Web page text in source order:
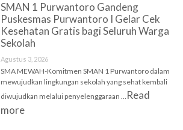
SMAN 1 Purwantoro Gandeng
Puskesmas Purwantoro I Gelar Cek
Kesehatan Gratis bagi Seluruh Warga
Sekolah
Agustus 3, 2026
SMA MEWAH-Komitmen SMAN 1 Purwantoro dalam
mewujudkan lingkungan sekolah yang sehat kembali
diwujudkan melalui penyelenggaraan … Read
more